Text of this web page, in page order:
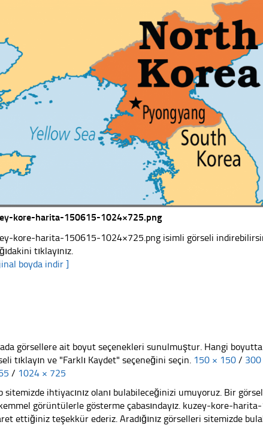
kore-harita-150615-1024×725.png
kore-harita-150615-1024×725.png isimli görseli
tıklayınız.
boyda indir ]
görsellere ait boyut seçenekleri sunulmuştur. Hangi
tıklayın ve "Farklı Kaydet" seçeneğini seçin. 150 × 150 /
/ 1024 × 725
sitemizde ihtiyacınız olanı bulabileceğinizi umuyoruz. Bir
görüntülerle gösterme çabasındayız. kuzey-kore-
ettiğiniz teşekkür ederiz. Aradığınız görselleri sitemizde